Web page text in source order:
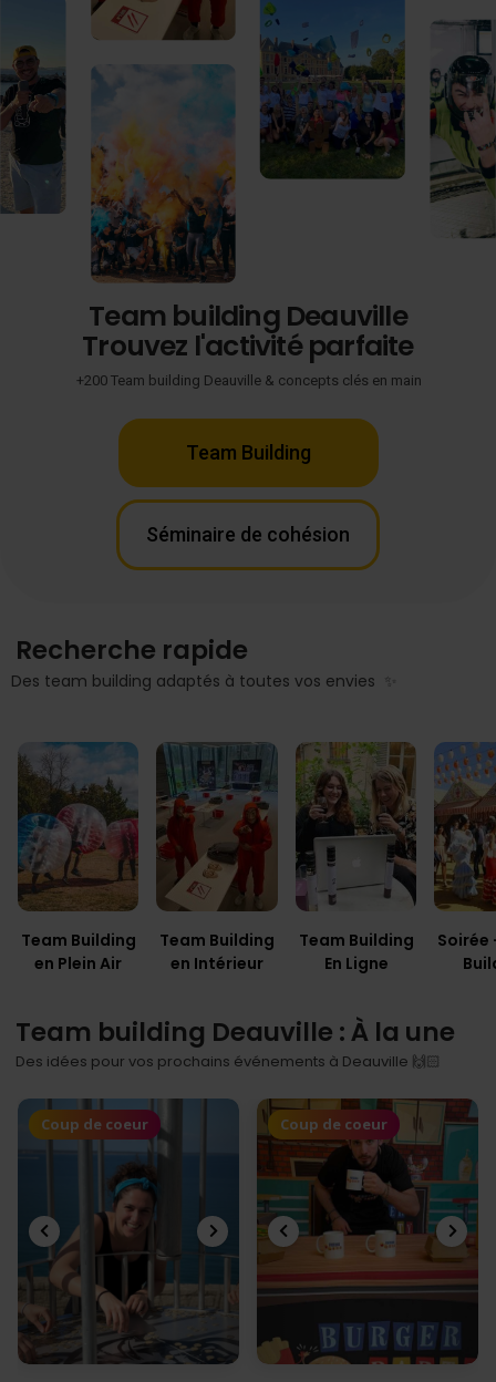
Team building Deauville
Trouvez l'activité parfaite
+200 Team building Deauville & concepts clés en main
Team Building
Séminaire de cohésion
Recherche rapide
Des team building adaptés à toutes vos envies ✨
Team Building
en Plein Air
Team Building
en Intérieur
Team Building
En Ligne
Soirée
Team building Deauville : À la une
Des idées pour vos prochains événements à Deauville 🙌🏻
Coup de coeur Coup de coeur